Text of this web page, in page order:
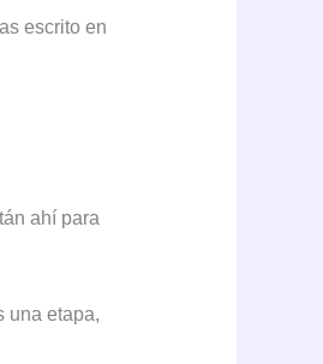
escrito en
ahí para
una etapa,